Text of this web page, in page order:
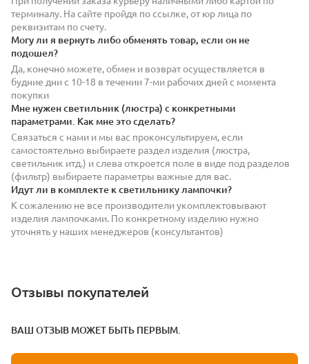
терминалу. На сайте пройдя по ссылке, от юр лица по
реквизитам по счету.
Могу ли я вернуть либо обменять товар, если он не
подошел?
Да, конечно можете, обмен и возврат осуществляется в
будние дни с 10-18 в течении 7-ми рабочих дней с момента
покупки
Мне нужен светильник (люстра) с конкретными
параметрами. Как мне это сделать?
Связаться с нами и мы вас проконсультируем, если
самостоятельно выбираете раздел изделия (люстра,
светильник итд.) и слева откроется поле в виде под разделов
(фильтр) выбираете параметры важные для вас.
Идут ли в комплекте к светильнику лампочки?
К сожалению не все производители укомплектовывают
изделия лампочками. По конкретному изделию нужно
уточнять у наших менеджеров (консультантов)
Отзывы покупателей
ВАШ ОТЗЫВ МОЖЕТ БЫТЬ ПЕРВЫМ.